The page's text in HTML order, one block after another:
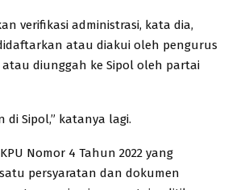
verifikasi administrasi, kata dia,
atau diakui oleh pengurus
diunggah ke Sipol oleh partai
Sipol,” katanya lagi.
Nomor 4 Tahun 2022 yang
persyaratan dan dokumen